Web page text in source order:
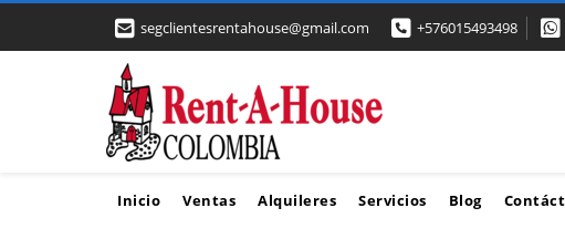
segclientesrentahouse@gmail.com +576015493498
Inicio Ventas Alquileres Servicios Blog